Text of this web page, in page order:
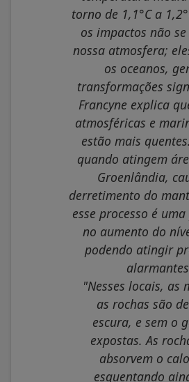
torno de 1,1°C a
os impactos não
nossa atmosfera;
os oceanos,
transformações
Francyne explica
atmosféricas e
estão mais
quando atingem
Groenlândia,
derretimento do
esse processo é
no aumento do
podendo atingir
"Nesses locais, as
as rochas são
escura, e sem o
expostas. As
absorvem o
esquentando